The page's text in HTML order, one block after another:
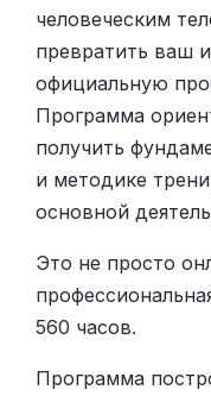
человеческим
превратить ваш
официальную
Программа
получить
и методике
основной
Это не просто
560 часов.
Программа